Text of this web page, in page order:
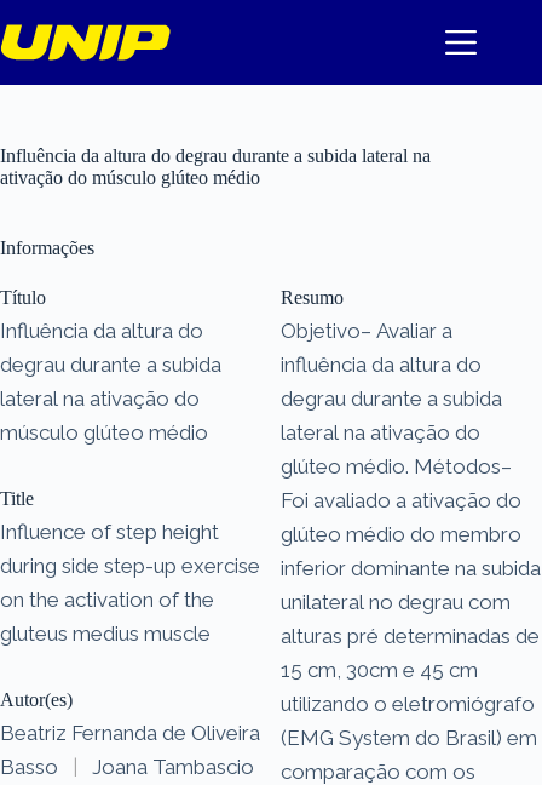
para
o
Influência da altura do degrau durante a subida lateral na
ativação do músculo glúteo médio
Informações
Título
Influência da altura do
degrau durante a subida
lateral na ativação do
músculo glúteo médio
Title
Influence of step height
during side step-up exercise
on the activation of the
gluteus medius muscle
Autor(es)
Beatriz Fernanda de Oliveira
Basso
|
Joana Tambascio
Resumo
Objetivo– Avaliar a
influência da altura do
degrau durante a subida
lateral na ativação do
glúteo médio. Métodos–
Foi avaliado a ativação do
glúteo médio do membro
inferior dominante na subida
unilateral no degrau com
alturas pré determinadas de
15 cm, 30cm e 45 cm
utilizando o eletromiógrafo
(EMG System do Brasil) em
comparação com os